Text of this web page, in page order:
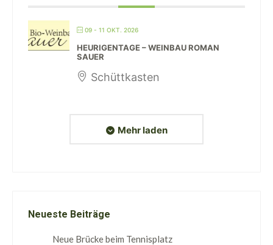
09 - 11 OKT. 2026
HEURIGENTAGE – WEINBAU ROMAN
SAUER
Schüttkasten
Mehr laden
Neueste Beiträge
Neue Brücke beim Tennisplatz